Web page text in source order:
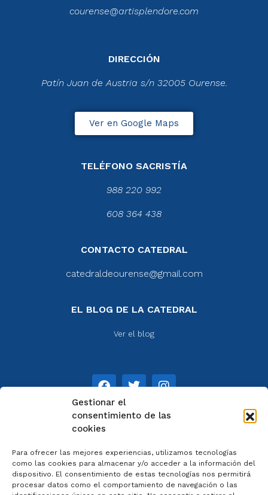
Gestionar el
consentimiento de las
cookies
Para ofrecer las mejores experiencias, utilizamos tecnologías
como las cookies para almacenar y/o acceder a la información del
dispositivo. El consentimiento de estas tecnologías nos permitirá
procesar datos como el comportamiento de navegación o las
courense@artisplendore.com
DIRECCIÓN
Patín Juan de Austria s/n 32005 Ourense.
Ver en Google Maps
TELÉFONO SACRISTÍA
988 220 992
608 364 438
CONTACTO CATEDRAL
catedraldeourense@gmail.com
EL BLOG DE LA CATEDRAL
Ver el blog
Aviso legal
Política de privacidad
Cookies